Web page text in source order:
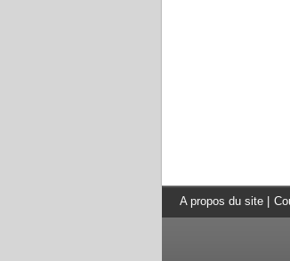
A propos du site